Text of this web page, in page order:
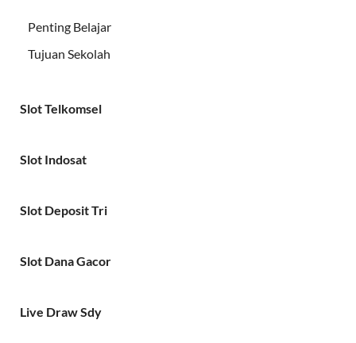
Penting Belajar
Tujuan Sekolah
Slot Telkomsel
Slot Indosat
Slot Deposit Tri
Slot Dana Gacor
Live Draw Sdy